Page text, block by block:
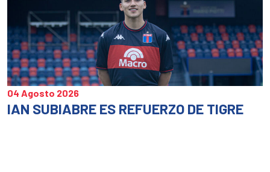
04 Agosto 2026
IAN SUBIABRE ES REFUERZO DE TIGRE